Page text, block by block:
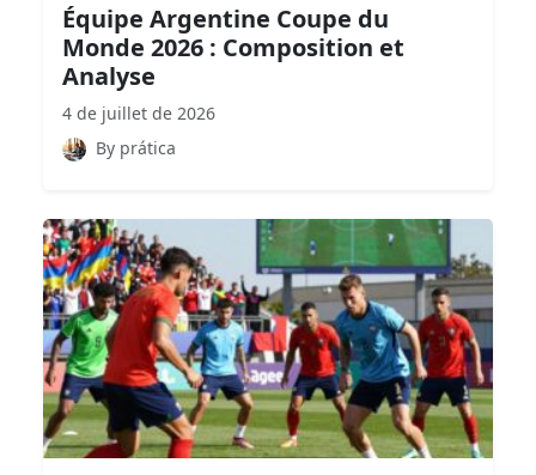
Équipe Argentine Coupe du
Monde 2026 : Composition et
Analyse
4 de juillet de 2026
By prática